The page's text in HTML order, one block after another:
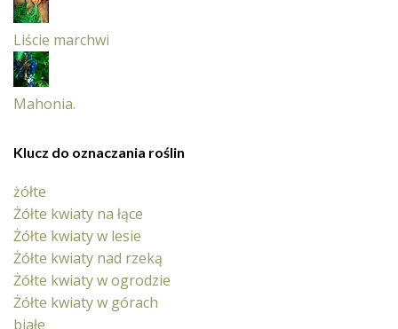
Liście marchwi
Mahonia.
Klucz do oznaczania roślin
żółte
Żółte kwiaty na łące
Żółte kwiaty w lesie
Żółte kwiaty nad rzeką
Żółte kwiaty w ogrodzie
Żółte kwiaty w górach
białe